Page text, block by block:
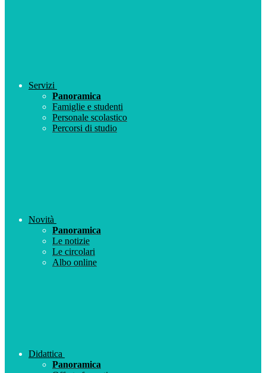
Servizi
Panoramica
Famiglie e studenti
Personale scolastico
Percorsi di studio
Novità
Panoramica
Le notizie
Le circolari
Albo online
Didattica
Panoramica